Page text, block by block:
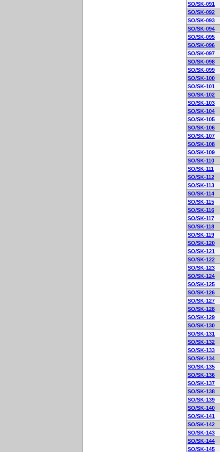
SO/SK-091
SO/SK-092
SO/SK-093
SO/SK-094
SO/SK-095
SO/SK-096
SO/SK-097
SO/SK-098
SO/SK-099
SO/SK-100
SO/SK-101
SO/SK-102
SO/SK-103
SO/SK-104
SO/SK-105
SO/SK-106
SO/SK-107
SO/SK-108
SO/SK-109
SO/SK-110
SO/SK-111
SO/SK-112
SO/SK-113
SO/SK-114
SO/SK-115
SO/SK-116
SO/SK-117
SO/SK-118
SO/SK-119
SO/SK-120
SO/SK-121
SO/SK-122
SO/SK-123
SO/SK-124
SO/SK-125
SO/SK-126
SO/SK-127
SO/SK-128
SO/SK-129
SO/SK-130
SO/SK-131
SO/SK-132
SO/SK-133
SO/SK-134
SO/SK-135
SO/SK-136
SO/SK-137
SO/SK-138
SO/SK-139
SO/SK-140
SO/SK-141
SO/SK-142
SO/SK-143
SO/SK-144
SO/SK-145